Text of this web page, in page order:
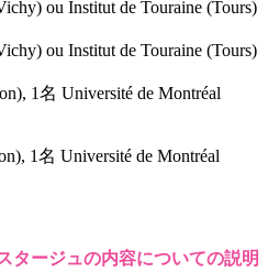
ou Institut de Touraine (Tours)
ou Institut de Touraine (Tours)
1名 Université de Montréal
1名 Université de Montréal
タージュの内容についての説明